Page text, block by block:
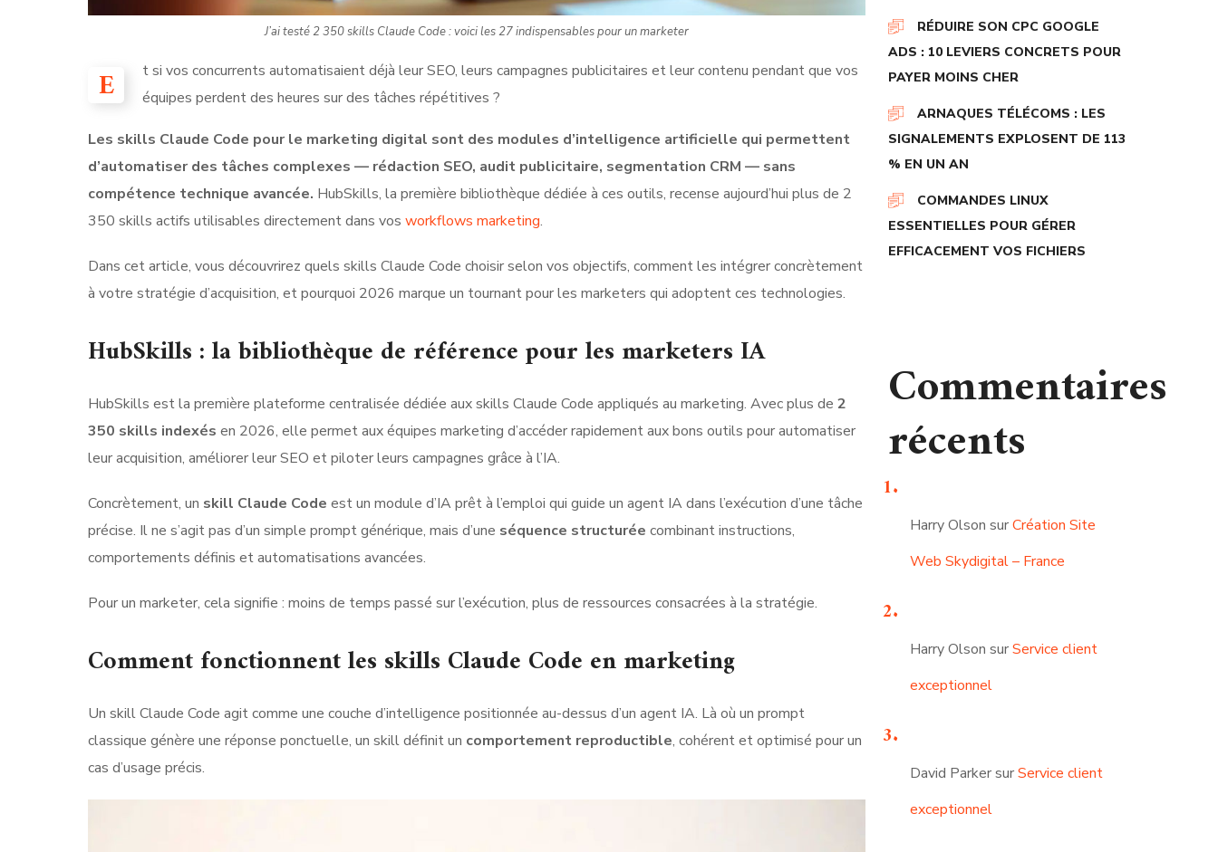
J’ai testé 2 350 skills Claude Code : voici les 27 indispensables pour un marketer
E
t si vos concurrents automatisaient déjà leur SEO, leurs campagnes publicitaires et leur contenu pendant que vos
équipes perdent des heures sur des tâches répétitives ?
Les skills Claude Code pour le marketing digital sont des modules d’intelligence artificielle qui permettent
d’automatiser des tâches complexes — rédaction SEO, audit publicitaire, segmentation CRM — sans
compétence technique avancée. HubSkills, la première bibliothèque dédiée à ces outils, recense aujourd’hui plus de 2
350 skills actifs utilisables directement dans vos workflows marketing.
Dans cet article, vous découvrirez quels skills Claude Code choisir selon vos objectifs, comment les intégrer concrètement
à votre stratégie d’acquisition, et pourquoi 2026 marque un tournant pour les marketers qui adoptent ces technologies.
HubSkills : la bibliothèque de référence pour les marketers IA
HubSkills est la première plateforme centralisée dédiée aux skills Claude Code appliqués au marketing. Avec plus de 2
350 skills indexés en 2026, elle permet aux équipes marketing d’accéder rapidement aux bons outils pour automatiser
leur acquisition, améliorer leur SEO et piloter leurs campagnes grâce à l’IA.
Concrètement, un skill Claude Code est un module d’IA prêt à l’emploi qui guide un agent IA dans l’exécution d’une tâche
précise. Il ne s’agit pas d’un simple prompt générique, mais d’une séquence structurée combinant instructions,
comportements définis et automatisations avancées.
Pour un marketer, cela signifie : moins de temps passé sur l’exécution, plus de ressources consacrées à la stratégie.
Comment fonctionnent les skills Claude Code en marketing
Un skill Claude Code agit comme une couche d’intelligence positionnée au-dessus d’un agent IA. Là où un prompt
classique génère une réponse ponctuelle, un skill définit un comportement reproductible, cohérent et optimisé pour un
cas d’usage précis.
RÉDUIRE SON CPC GOOGLE
ADS : 10 LEVIERS CONCRETS POUR
PAYER MOINS CHER
ARNAQUES TÉLÉCOMS : LES
SIGNALEMENTS EXPLOSENT DE 113
% EN UN AN
COMMANDES LINUX
ESSENTIELLES POUR GÉRER
EFFICACEMENT VOS FICHIERS
Commentaires
récents
Harry Olson surCréation Site
Web Skydigital – France
Harry Olson surService client
exceptionnel
David ParkersurService client
exceptionnel